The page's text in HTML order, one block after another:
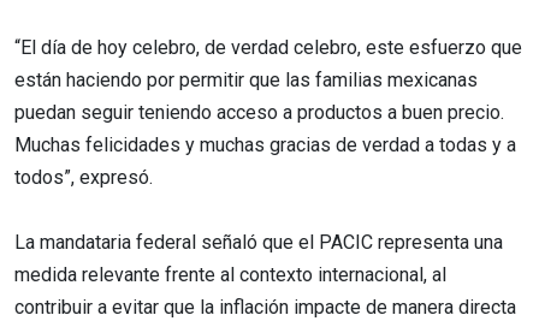
“El día de hoy celebro, de verdad celebro, este esfuerzo que
están haciendo por permitir que las familias mexicanas
puedan seguir teniendo acceso a productos a buen precio.
Muchas felicidades y muchas gracias de verdad a todas y a
todos”, expresó.
La mandataria federal señaló que el PACIC representa una
medida relevante frente al contexto internacional, al
contribuir a evitar que la inflación impacte de manera directa